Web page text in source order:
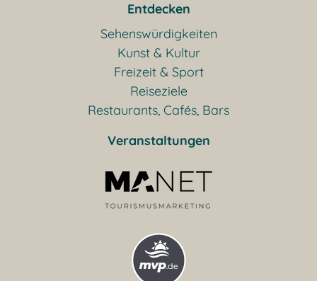
Entdecken
Sehenswürdigkeiten
Kunst & Kultur
Freizeit & Sport
Reiseziele
Restaurants, Cafés, Bars
Veranstaltungen